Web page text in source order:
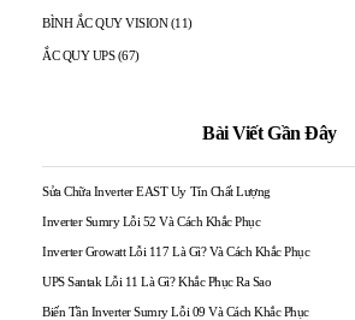
BÌNH ẮC QUY VISION (11)
ẮC QUY UPS (67)
Bài Viết Gần Đây
Sửa Chữa Inverter EAST Uy Tín Chất Lượng
Inverter Sumry Lỗi 52 Và Cách Khắc Phục
Inverter Growatt Lỗi 117 Là Gì? Và Cách Khắc Phục
UPS Santak Lỗi 11 Là Gì? Khắc Phục Ra Sao
Biến Tần Inverter Sumry Lỗi 09 Và Cách Khắc Phục